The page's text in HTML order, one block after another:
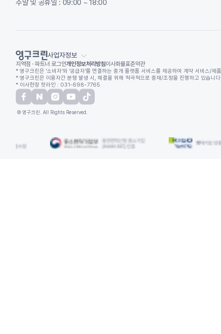
주말 및 공휴일 : 09:00 ~ 18:00
사업자정보
지역점 · 파트너 로그인개인정보처리방침이사화물표준약관
* 영구크린은 ‘소비자’와 ‘공급자’를 연결하는 중개 플랫폼 서비스를 제공하여 계약 서비스/
* 영구크린은 이용자간 분쟁 발생 시, 해결을 위해 적극적으로 중재/조정을 진행하고 있습
* 이사현장 핫라인 : 031-698-7765
© 영구크린. All Rights Reserved.